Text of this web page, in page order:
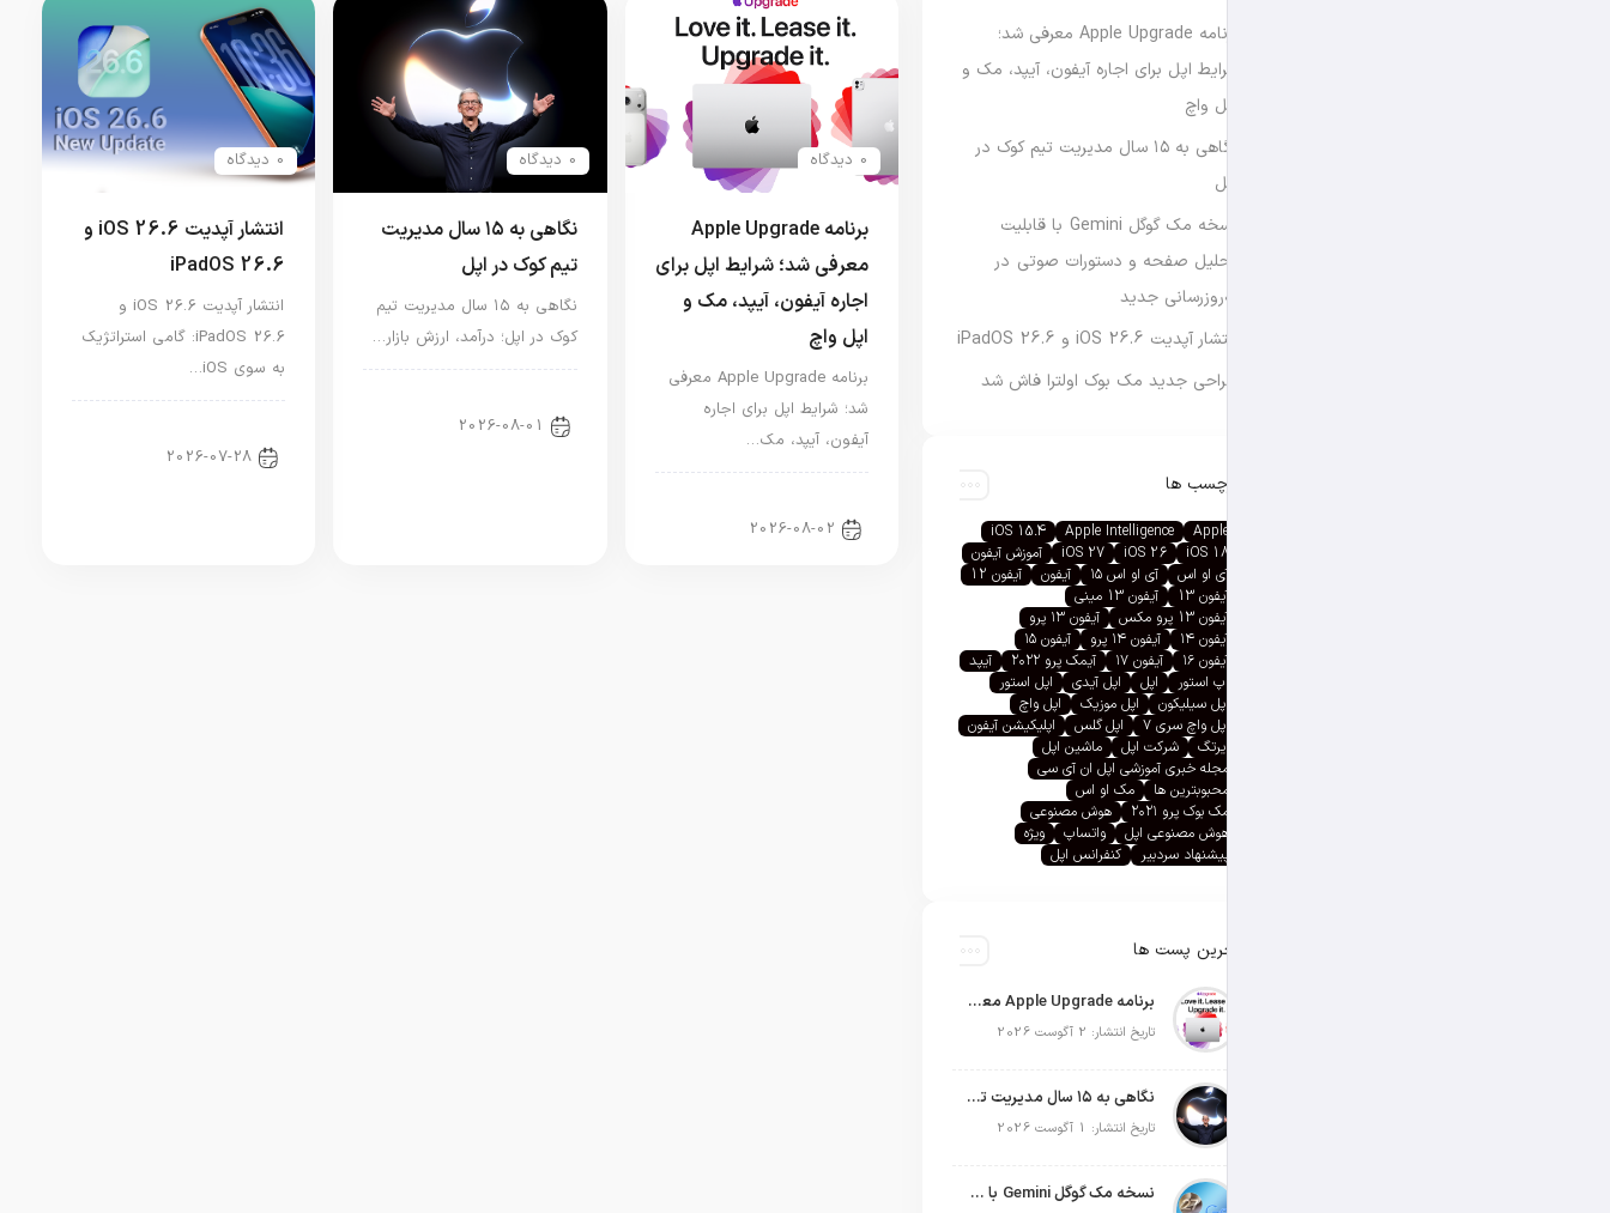
0 دیدگاه
برنامه Apple Upgrade
معرفی شد؛ شرایط اپل برای
اجاره آیفون، آیپد، مک و
اپل واچ
برنامه Apple Upgrade معرفی
شد؛ شرایط اپل برای اجاره
آیفون، آیپد، مک…
2026-08-02
0 دیدگاه
نگاهی به ۱۵ سال مدیریت
تیم کوک در اپل
نگاهی به ۱۵ سال مدیریت تیم
کوک در اپل؛ درآمد، ارزش بازار…
2026-08-01
0 دیدگاه
انتشار آپدیت iOS 26.6 و
iPadOS 26.6
انتشار آپدیت iOS 26.6 و
iPadOS 26.6: گامی استراتژیک
به سوی iOS…
2026-07-28
برنامه Apple Upgrade معرفی شد؛
شرایط اپل برای اجاره آیفون، آیپد، مک و
اپل واچ
نگاهی به ۱۵ سال مدیریت تیم کوک در
اپل
نسخه مک گوگل Gemini با قابلیت
تحلیل صفحه و دستورات صوتی در
به‌روزرسانی جدید
انتشار آپدیت iOS 26.6 و iPadOS 26.6
طراحی جدید مک بوک اولترا فاش شد
برچسب ها
Apple
Apple Intelligence
iOS 15.4
iOS 18
iOS 26
iOS 27
آموزش آیفون
آی او اس
آی او اس ۱۵ آیفون
آیفون 12
آیفون 13
آیفون 13 مینی
آیفون 13 پرو مکس
آیفون ۱۳ پرو
آیفون ۱۴
آیفون ۱۴ پرو
آیفون ۱۵
آیفون ۱۶
آیفون ۱۷ آیمک پرو ۲۰۲۲
آیپد
اپ استور
اپل اپل آیدی
اپل استور
اپل سیلیکون
اپل موزیک
اپل واچ
اپل واچ سری ۷
اپل گلس
اپلیکیشن آیفون
ایرتگ
شرکت اپل
ماشین اپل
مجله خبری آموزشی اپل ان آی سی
محبوبترین ها
مک او اس
مک بوک پرو ۲۰۲۱
هوش مصنوعی
هوش مصنوعی اپل
واتساپ
ویژه
پیشنهاد سردبیر
کنفرانس اپل
آخرین پست ها
برنامه Apple Upgrade معرفی شد؛ شرایط اپل برای اجاره آیفون، آیپد، مک و اپل واچ
تاریخ انتشار: 2 آگوست 2026
نگاهی به ۱۵ سال مدیریت تیم کوک در اپل
تاریخ انتشار: 1 آگوست 2026
نسخه مک گوگل Gemini با قابلیت تحلیل صفحه و دستورات صوتی در به‌روزرسانی جدید